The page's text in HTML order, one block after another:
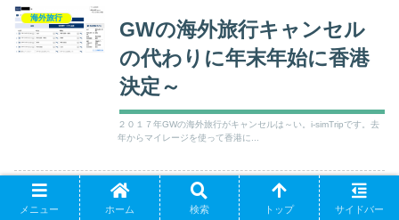
海外旅行
GWの海外旅行キャンセル
の代わりに年末年始に香港
決定～
２０１７年GWの海外旅行がキャンセルは～い。i-simTripです。去
年からマイレージを使って香港に...
スマホ 2019年台北旅行!初日(プリ
メニュー ホーム 検索 トップ サイドバー